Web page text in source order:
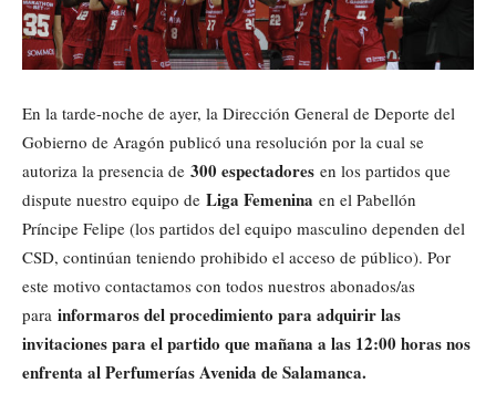
En la tarde-noche de ayer, la Dirección General de Deporte del
Gobierno de Aragón publicó una resolución por la cual se
autoriza la presencia de 300 espectadores en los partidos que
dispute nuestro equipo de Liga Femenina en el Pabellón
Príncipe Felipe (los partidos del equipo masculino dependen del
CSD, continúan teniendo prohibido el acceso de público). Por
este motivo contactamos con todos nuestros abonados/as
para informaros del procedimiento para adquirir las
invitaciones para el partido que mañana a las 12:00 horas nos
enfrenta al Perfumerías Avenida de Salamanca.